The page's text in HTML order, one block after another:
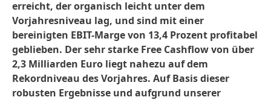
erreicht, der organisch leicht unter dem
Vorjahresniveau lag, und sind mit einer
bereinigten EBIT-Marge von 13,4 Prozent profitabel
geblieben. Der sehr starke Free Cashflow von über
2,3 Milliarden Euro liegt nahezu auf dem
Rekordniveau des Vorjahres. Auf Basis dieser
robusten Ergebnisse und aufgrund unserer